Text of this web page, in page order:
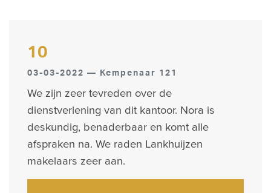
10
03-03-2022 — Kempenaar 121
We zijn zeer tevreden over de
dienstverlening van dit kantoor. Nora is
deskundig, benaderbaar en komt alle
afspraken na. We raden Lankhuijzen
makelaars zeer aan.